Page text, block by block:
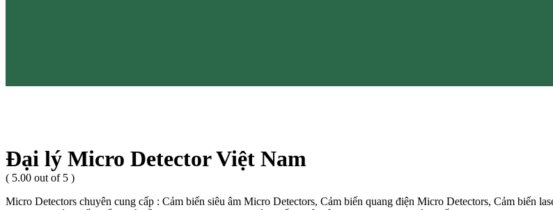
Đại lý Micro Detector Việt Nam
( 5.00 out of 5 )
Micro Detectors chuyên cung cấp : Cảm biến siêu âm Micro Detectors, Cảm biến quang điện Micro Detectors, Cảm biến